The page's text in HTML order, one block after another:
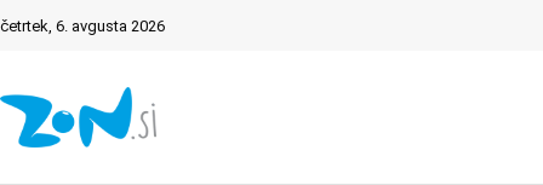
četrtek, 6. avgusta 2026